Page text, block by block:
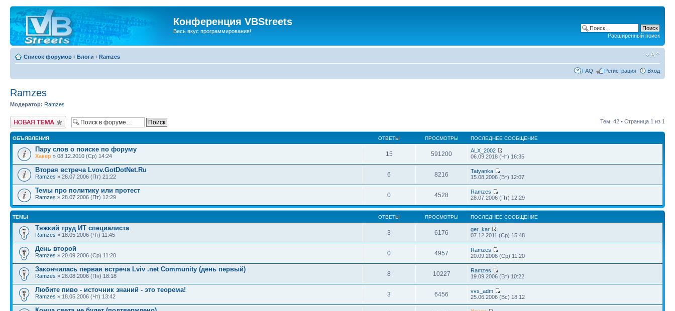
Конференция VBStreets
Весь вкус программирования!
Расширенный поиск
Список форумов ‹ Блоги ‹ Ramzes
FAQ Регистрация Вход
Ramzes
Модератор: Ramzes
Новая тема Тем: 42 • Страница 1 из 1
ОБЪЯВЛЕНИЯ ОТВЕТЫ ПРОСМОТРЫ ПОСЛЕДНЕЕ СООБЩЕНИЕ
Пару слов о поиске по форуму
Хакер » 08.12.2010 (Ср) 14:24 15 591200
ALX_2002
06.09.2018 (Чт) 16:35
Вторая встреча Lvov.GotDotNet.Ru
Ramzes » 28.07.2006 (Пт) 21:22 6 8216
Tatyanka
15.08.2006 (Вт) 12:07
Темы про политику или протест
Ramzes » 28.07.2006 (Пт) 12:29 0 4528
Ramzes
28.07.2006 (Пт) 12:29
ТЕМЫ ОТВЕТЫ ПРОСМОТРЫ ПОСЛЕДНЕЕ СООБЩЕНИЕ
Тяжкий труд ИТ специалиста
Ramzes » 18.05.2006 (Чт) 11:45 3 6176
ger_kar
07.12.2011 (Ср) 15:48
День второй
Ramzes » 20.09.2006 (Ср) 11:20 0 4957
Ramzes
20.09.2006 (Ср) 11:20
Закончилась первая встреча Lviv .net Community (день первый)
Ramzes » 28.08.2006 (Пн) 18:18 8 10227
Ramzes
19.09.2006 (Вт) 10:22
Любите пиво - источник знаний - это теорема!
Ramzes » 18.05.2006 (Чт) 13:42 3 6456
vvs_adm
25.06.2006 (Вс) 18:12